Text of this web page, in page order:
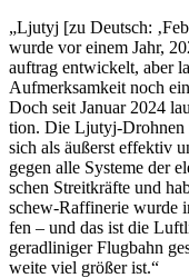
„Ljutyj [zu Deutsch:
wurde vor einem Jahr,
auf­trag ent­wi­ckelt, aber
Auf­merk­sam­keit noch
Doch seit Januar 2024
tion. Die Ljutyj-Drohnen
sich als äußerst effek­tiv
gegen alle Systeme der
schen Streit­kräfte und
schew-Raf­fi­ne­rie wurde
fen – und das ist die
gerad­li­ni­ger Flug­bahn
weite viel größer ist.“